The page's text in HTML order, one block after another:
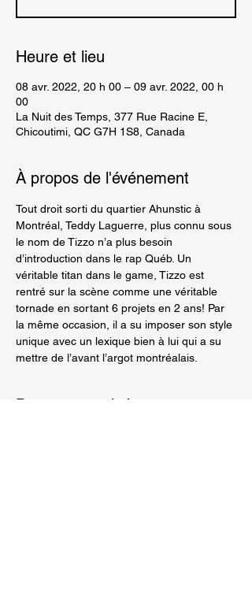
Heure et lieu
08 avr. 2022, 20 h 00 – 09 avr. 2022, 00 h
00
La Nuit des Temps, 377 Rue Racine E,
Chicoutimi, QC G7H 1S8, Canada
À propos de l'événement
Tout droit sorti du quartier Ahunstic à
Montréal, Teddy Laguerre, plus connu sous
le nom de Tizzo n’a plus besoin
d’introduction dans le rap Québ. Un
véritable titan dans le game, Tizzo est
rentré sur la scène comme une véritable
tornade en sortant 6 projets en 2 ans! Par
la même occasion, il a su imposer son style
unique avec un lexique bien à lui qui a su
mettre de l’avant l’argot montréalais.
Partager cet événement